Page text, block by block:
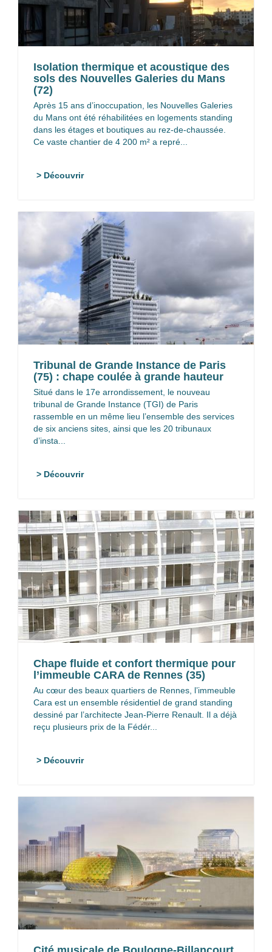
Isolation thermique et acoustique des
sols des Nouvelles Galeries du Mans
(72)
Après 15 ans d’inoccupation, les Nouvelles Galeries
du Mans ont été réhabilitées en logements standing
dans les étages et boutiques au rez-de-chaussée.
Ce vaste chantier de 4 200 m² a repré...
> Découvrir
Tribunal de Grande Instance de Paris
(75) : chape coulée à grande hauteur
Situé dans le 17e arrondissement, le nouveau
tribunal de Grande Instance (TGI) de Paris
rassemble en un même lieu l’ensemble des services
de six anciens sites, ainsi que les 20 tribunaux
d’insta...
> Découvrir
Chape fluide et confort thermique pour
l’immeuble CARA de Rennes (35)
Au cœur des beaux quartiers de Rennes, l’immeuble
Cara est un ensemble résidentiel de grand standing
dessiné par l’architecte Jean-Pierre Renault. Il a déjà
reçu plusieurs prix de la Fédér...
> Découvrir